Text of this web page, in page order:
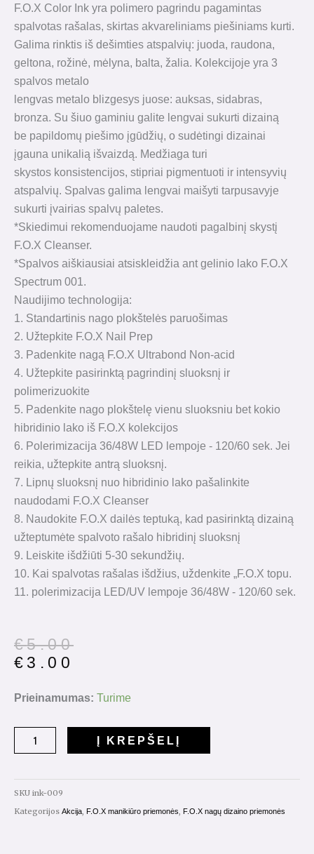
F.O.X Color Ink yra polimero pagrindu pagamintas
spalvotas rašalas, skirtas akvareliniams piešiniams kurti.
Galima rinktis iš dešimties atspalvių: juoda, raudona,
geltona, rožinė, mėlyna, balta, žalia. Kolekcijoje yra 3
spalvos metalo
lengvas metalo blizgesys juose: auksas, sidabras,
bronza. Su šiuo gaminiu galite lengvai sukurti dizainą
be papildomų piešimo įgūdžių, o sudėtingi dizainai
įgauna unikalią išvaizdą. Medžiaga turi
skystos konsistencijos, stipriai pigmentuoti ir intensyvių
atspalvių. Spalvas galima lengvai maišyti tarpusavyje
sukurti įvairias spalvų paletes.
*Skiedimui rekomenduojame naudoti pagalbinį skystį
F.O.X Cleanser.
*Spalvos aiškiausiai atsiskleidžia ant gelinio lako F.O.X
Spectrum 001.
Naudijimo technologija:
1. Standartinis nago plokštelės paruošimas
2. Užtepkite F.O.X Nail Prep
3. Padenkite nagą F.O.X Ultrabond Non-acid
4. Užtepkite pasirinktą pagrindinį sluoksnį ir
polimerizuokite
5. Padenkite nago plokštelę vienu sluoksniu bet kokio
hibridinio lako iš F.O.X kolekcijos
6. Polerimizacija 36/48W LED lempoje - 120/60 sek. Jei
reikia, užtepkite antrą sluoksnį.
7. Lipnų sluoksnį nuo hibridinio lako pašalinkite
naudodami F.O.X Cleanser
8. Naudokite F.O.X dailės teptuką, kad pasirinktą dizainą
užteptumėte spalvoto rašalo hibridinį sluoksnį
9. Leiskite išdžiūti 5-30 sekundžių.
10. Kai spalvotas rašalas išdžius, uždenkite „F.O.X topu.
11. polerimizacija LED/UV lempoje 36/48W - 120/60 sek.
€5.00
Original
price
€5.00.
€ 3.00
Current
price
€3.00.
Prieinamumas: Turime
produkto
Ink
5ml.
(auksas)
Į KREPŠELĮ
SKU ink-009
Kategorijos Akcija F.O.X manikiūro priemonės F.O.X nagų dizaino priemonės